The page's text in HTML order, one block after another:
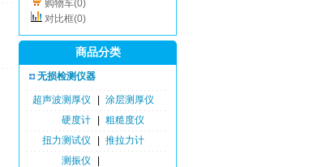
购物车(0)
对比框(0)
商品分类
无损检测仪器
超声波测厚仪
涂层测厚仪
硬度计
粗糙度仪
扭力测试仪
推拉力计
测振仪